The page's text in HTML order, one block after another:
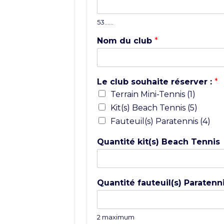
53……
Nom du club *
Le club souhaite réserver : *
Terrain Mini-Tennis (1)
Kit(s) Beach Tennis (5)
Fauteuil(s) Paratennis (4)
Quantité kit(s) Beach Tennis
Quantité fauteuil(s)
2 maximum